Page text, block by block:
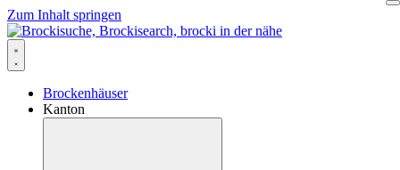
Zum Inhalt springen
Brockenhäuser
Kanton